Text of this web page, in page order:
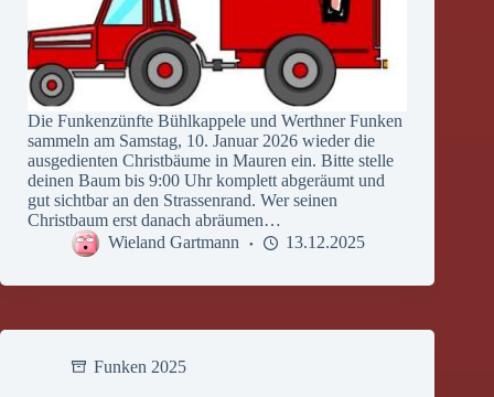
Die Funkenzünfte Bühlkappele und Werthner Funken
sammeln am Samstag, 10. Januar 2026 wieder die
ausgedienten Christbäume in Mauren ein. Bitte stelle
deinen Baum bis 9:00 Uhr komplett abgeräumt und
gut sichtbar an den Strassenrand. Wer seinen
Christbaum erst danach abräumen…
Wieland Gartmann
13.12.2025
Funken 2025